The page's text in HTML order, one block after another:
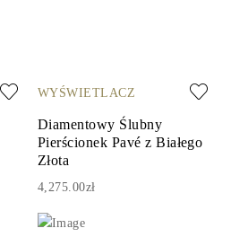
WYŚWIETLACZ
Diamentowy Ślubny
Pierścionek Pavé z Białego
Złota
4,275.00zł